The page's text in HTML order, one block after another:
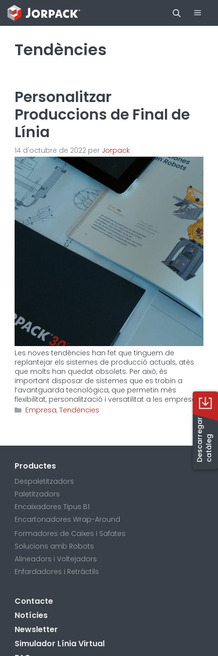
Vés
contingut
Tendències
Personalitzar
Produccions de Final de
Línia
14 d'octubre de 2022 per Jorpack
Les noves tendències han fet que tinguem de
replantejar els sistemes de producció actuals, atès
que molts han quedat obsolets. Per això, és
important disposar de sistemes que es trobin a
l’avantguarda tecnològica, que permetin més
flexibilitat, personalització i versatilitat a les empreses.
Categories
Empresa,Tendències
Productes
Despaletitzadors
Paletitzadors
Encaixadores Tipus B1
Encartonadores Wrap-Around
Formadores de Caixes i Safates
Solucions amb Robots
Alineadors i Voltejadors
Enfardadores i Retràctils
Contacte
Notícies
Newsletter
Simulador Línia Virtual
D
e
s
c
a
rr
e
g
a
r
c
a
t
à
l
eg